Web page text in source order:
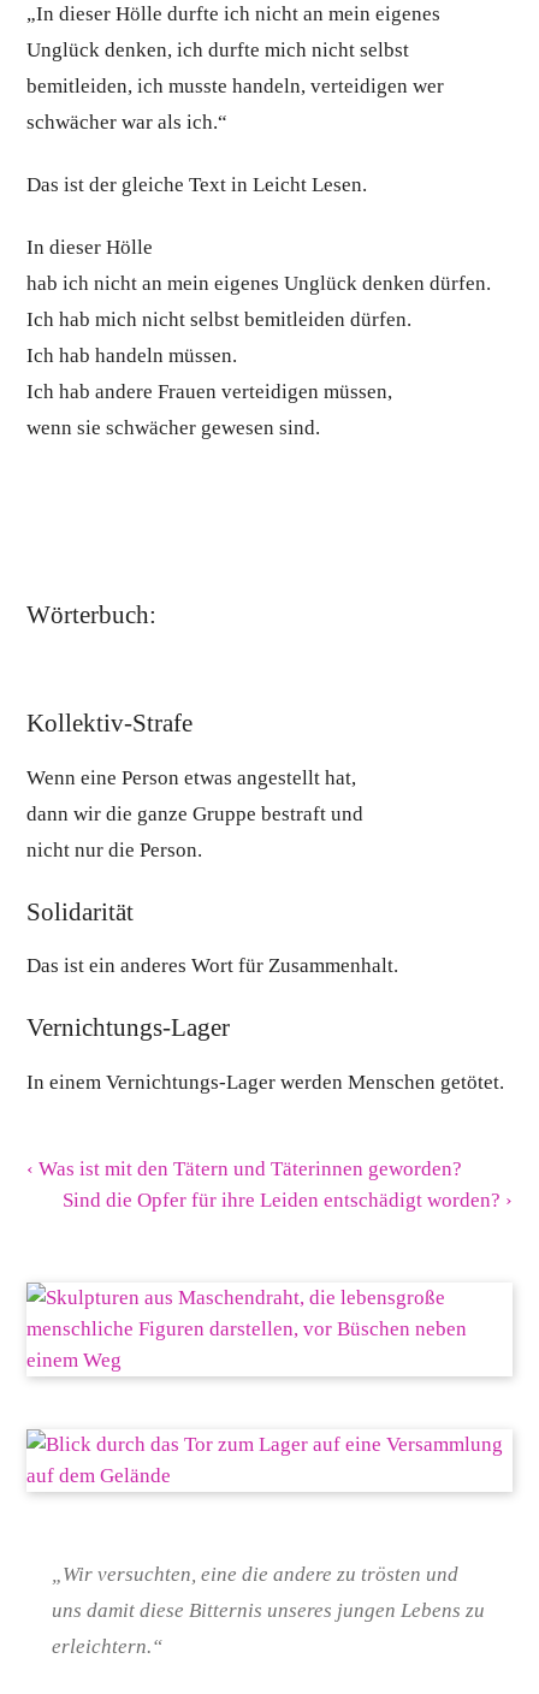
„In dieser Hölle durfte ich nicht an mein eigenes
Unglück denken, ich durfte mich nicht selbst
bemitleiden, ich musste handeln, verteidigen wer
schwächer war als ich.“
Das ist der gleiche Text in Leicht Lesen.
In dieser Hölle
hab ich nicht an mein eigenes Unglück denken dürfen.
Ich hab mich nicht selbst bemitleiden dürfen.
Ich hab handeln müssen.
Ich hab andere Frauen verteidigen müssen,
wenn sie schwächer gewesen sind.
Wörterbuch:
Kollektiv-Strafe
Wenn eine Person etwas angestellt hat,
dann wir die ganze Gruppe bestraft und
nicht nur die Person.
Solidarität
Das ist ein anderes Wort für Zusammenhalt.
Vernichtungs-Lager
In einem Vernichtungs-Lager werden Menschen getötet.
‹ Was ist mit den Tätern und Täterinnen geworden?
Sind die Opfer für ihre Leiden entschädigt worden? ›
„Wir versuchten, eine die andere zu trösten und
uns damit diese Bitternis unseres jungen Lebens zu
erleichtern.“